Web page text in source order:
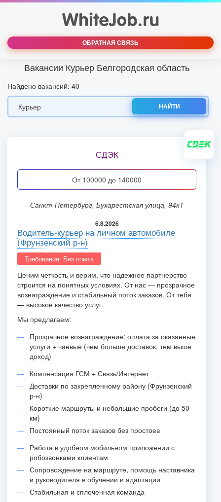
ОБРАТНАЯ СВЯЗЬ
Вакансии Курьер Белгородская область
Найдено вакансий: 40
НАЙТИ
СДЭК
от 100000 до 140000
Санкт-Петербург, Бухарестская улица, 94к1
6.8.2026
Водитель-курьер на личном автомобиле
(Фрунзенский р-н)
Требования: Без опыта
Ценим четкость и верим, что надежное партнерство
строится на понятных условиях. От нас — прозрачное
вознаграждение и стабильный поток заказов. От тебя
— высокое качество услуг.
Мы предлагаем:
Прозрачное вознаграждение: оплата за оказанные
услуги + чаевые (чем больше доставок, тем выше
доход)
Компенсация ГСМ + Связь/Интернет
Доставки по закрепленному району (Фрунзенский
р-н)
Короткие маршруты и небольшие пробеги (до 50
км)
Постоянный поток заказов без простоев
Работа в удобном мобильном приложении с
робозвонками клиентам
Сопровождение на маршруте, помощь наставника
и руководителя в обучении и адаптации
Стабильная и сплоченная команда